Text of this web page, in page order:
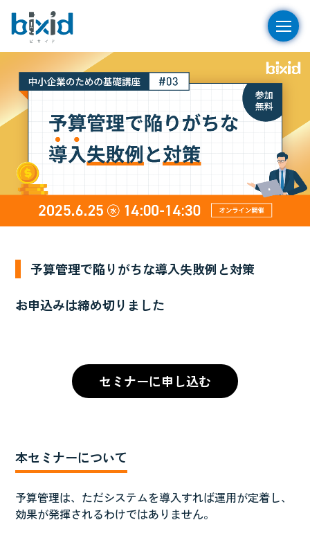
予算管理で陥りがちな導入失敗例と対策
お申込みは締め切りました
セミナーに申し込む
本セミナーについて
予算管理は、ただシステムを導入すれば運用が定着し、
効果が発揮されるわけではありません。